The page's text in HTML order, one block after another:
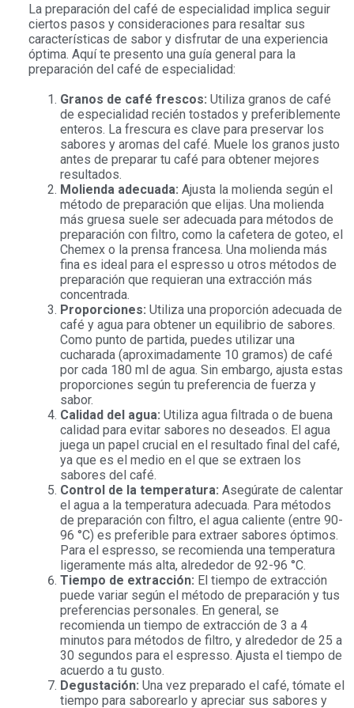
La preparación del café de especialidad implica seguir
ciertos pasos y consideraciones para resaltar sus
características de sabor y disfrutar de una experiencia
óptima. Aquí te presento una guía general para la
preparación del café de especialidad:
Granos de café frescos: Utiliza granos de café
de especialidad recién tostados y preferiblemente
enteros. La frescura es clave para preservar los
sabores y aromas del café. Muele los granos justo
antes de preparar tu café para obtener mejores
resultados.
Molienda adecuada: Ajusta la molienda según el
método de preparación que elijas. Una molienda
más gruesa suele ser adecuada para métodos de
preparación con filtro, como la cafetera de goteo, el
Chemex o la prensa francesa. Una molienda más
fina es ideal para el espresso u otros métodos de
preparación que requieran una extracción más
concentrada.
Proporciones: Utiliza una proporción adecuada de
café y agua para obtener un equilibrio de sabores.
Como punto de partida, puedes utilizar una
cucharada (aproximadamente 10 gramos) de café
por cada 180 ml de agua. Sin embargo, ajusta estas
proporciones según tu preferencia de fuerza y
sabor.
Calidad del agua: Utiliza agua filtrada o de buena
calidad para evitar sabores no deseados. El agua
juega un papel crucial en el resultado final del café,
ya que es el medio en el que se extraen los
sabores del café.
Control de la temperatura: Asegúrate de calentar
el agua a la temperatura adecuada. Para métodos
de preparación con filtro, el agua caliente (entre 90-
96 °C) es preferible para extraer sabores óptimos.
Para el espresso, se recomienda una temperatura
ligeramente más alta, alrededor de 92-96 °C.
Tiempo de extracción: El tiempo de extracción
puede variar según el método de preparación y tus
preferencias personales. En general, se
recomienda un tiempo de extracción de 3 a 4
minutos para métodos de filtro, y alrededor de 25 a
30 segundos para el espresso. Ajusta el tiempo de
acuerdo a tu gusto.
Degustación: Una vez preparado el café, tómate el
tiempo para saborearlo y apreciar sus sabores y